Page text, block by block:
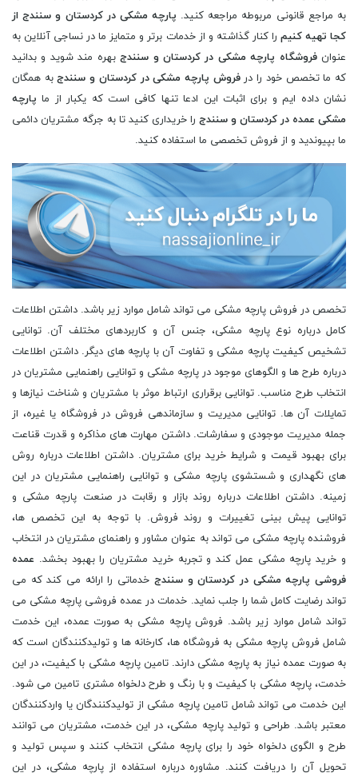
به مراجع قانونی مربوطه مراجعه کنید. پارچه مشکی در کردستان و سنندج از
کجا تهیه کنیم را کنار گذاشته و از خدمات برتر و متمایز ما در نساجی آنلاین به
عنوانفروشگاه پارچه مشکی در کردستان و سنندجبهره مند شوید و بدانید
که ما تخصص خود را درفروش پارچه مشکی در کردستان و سنندجبه همگان
نشان داده ایم و برای اثبات این ادعا تنها کافی است که یکبار از ما پارچه
مشکی عمده در کردستان و سنندج را خریداری کنید تا به جرگه مشتریان دائمی
ما بپیوندید و از فروش تخصصی ما استفاده کنید.
تخصص در فروش پارچه مشکی می تواند شامل موارد زیر باشد. داشتن اطلاعات
کامل درباره نوع پارچه مشکی، جنس آن و کاربردهای مختلف آن. توانایی
تشخیص کیفیت پارچه مشکی و تفاوت آن با پارچه های دیگر. داشتن اطلاعات
درباره طرح ها و الگوهای موجود در پارچه مشکی و توانایی راهنمایی مشتریان در
انتخاب طرح مناسب. توانایی برقراری ارتباط موثر با مشتریان و شناخت نیازها و
تمایلات آن ها. توانایی مدیریت و سازماندهی فروش در فروشگاه یا غیره، از
جمله مدیریت موجودی و سفارشات. داشتن مهارت های مذاکره و قدرت قناعت
برای بهبود قیمت و شرایط خرید برای مشتریان. داشتن اطلاعات درباره روش
های نگهداری و شستشوی پارچه مشکی و توانایی راهنمایی مشتریان در این
زمینه. داشتن اطلاعات درباره روند بازار و رقابت در صنعت پارچه مشکی و
توانایی پیش بینی تغییرات و روند فروش. با توجه به این تخصص ها،
فروشنده پارچه مشکی می تواند به عنوان مشاور و راهنمای مشتریان در انتخاب
و خرید پارچه مشکی عمل کند و تجربه خرید مشتریان را بهبود بخشد. عمده
فروشی پارچه مشکی در کردستان و سنندج خدماتی را ارائه می کند که می
تواند رضایت کامل شما را جلب نماید. خدمات در عمده فروشی پارچه مشکی می
تواند شامل موارد زیر باشد. فروش پارچه مشکی به صورت عمده، این خدمت
شامل فروش پارچه مشکی به فروشگاه ها، کارخانه ها و تولیدکنندگان است که
به صورت عمده نیاز به پارچه مشکی دارند. تامین پارچه مشکی با کیفیت، در این
خدمت، پارچه مشکی با کیفیت و با رنگ و طرح دلخواه مشتری تامین می شود.
این خدمت می تواند شامل تامین پارچه مشکی از تولیدکنندگان یا واردکنندگان
معتبر باشد. طراحی و تولید پارچه مشکی، در این خدمت، مشتریان می توانند
طرح و الگوی دلخواه خود را برای پارچه مشکی انتخاب کنند و سپس تولید و
تحویل آن را دریافت کنند. مشاوره درباره استفاده از پارچه مشکی، در این